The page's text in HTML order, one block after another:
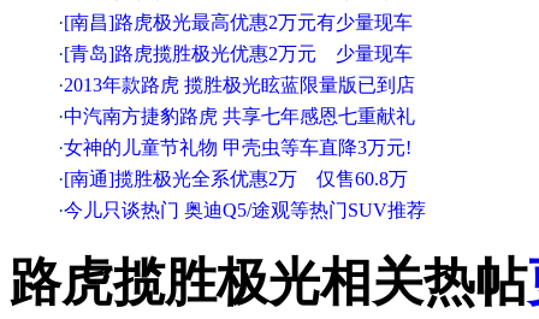
·[南昌]路虎极光最高优惠2万元有少量现车
·[青岛]路虎揽胜极光优惠2万元 少量现车
·2013年款路虎 揽胜极光眩蓝限量版已到店
·中汽南方捷豹路虎 共享七年感恩七重献礼
·女神的儿童节礼物 甲壳虫等车直降3万元!
·[南通]揽胜极光全系优惠2万 仅售60.8万
·今儿只谈热门 奥迪Q5/途观等热门SUV推荐
路虎揽胜极光相关热帖